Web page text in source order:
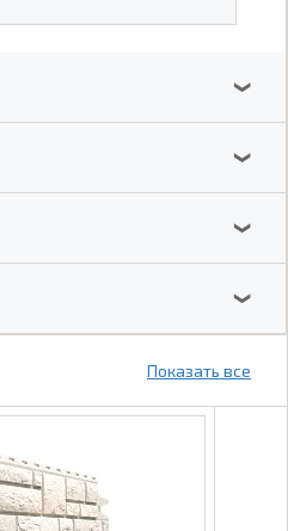
❯
❯
❯
❯
Показать все